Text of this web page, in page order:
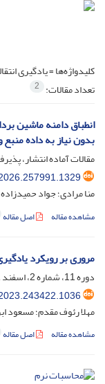
کلیدواژه‌ها =یادگیری
تعداد مقالات: 2
انطباق دامنه ماشین
بدون نیاز به داده منبع
مقالات آماده انتشار،
منا مرادی؛ جواد حمیدزاده
مشاهده مقاله اصل مقاله
مروری بر رویکرد
دوره 11، شماره 2، اسفند 1401، صفحه
مهلا رئوف مقدم؛ مسعود
مشاهده مقاله اصل مقاله